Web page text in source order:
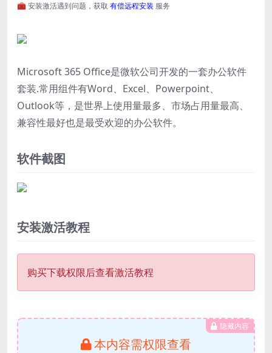
🧰 安装激活遇到问题，获取 有偿远程安装 服务
Microsoft 365 Office是微软公司开发的一套办公软件
套装.常用组件有Word、Excel、Powerpoint、
Outlook等，是世界上使用量最多、市场占用量最高、
兼容性最好也是最受欢迎的办公软件。
软件截图
安装激活教程
购买下载权限后查看激活教程
隐藏内容
本内容需权限查看